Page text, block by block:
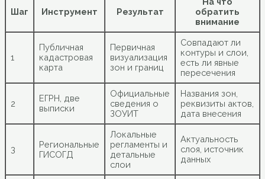
Шаг Инструмент Результат
обратить
внимание
1
Публичная
кадастровая
карта
Первичная
визуализация
зон и границ
Совпадают ли
контуры и слои,
есть ли явные
пересечения
2
ЕГРН, две
выписки
Официальные
сведения о
ЗОУИТ
Названия зон,
реквизиты актов,
дата внесения
3
Региональные
ГИСОГД
Локальные
регламенты и
детальные
слои
Актуальность
слоя, источник
данных